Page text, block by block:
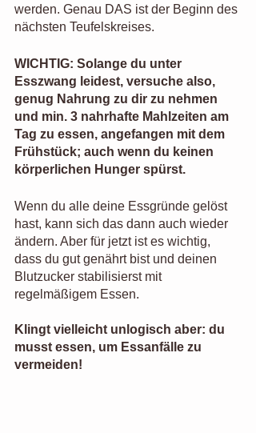
werden. Genau DAS ist der Beginn des
nächsten Teufelskreises.
WICHTIG: Solange du unter
Esszwang leidest, versuche also,
genug Nahrung zu dir zu nehmen
und min. 3 nahrhafte Mahlzeiten am
Tag zu essen, angefangen mit dem
Frühstück; auch wenn du keinen
körperlichen Hunger spürst.
Wenn du alle deine Essgründe gelöst
hast, kann sich das dann auch wieder
ändern. Aber für jetzt ist es wichtig,
dass du gut genährt bist und deinen
Blutzucker stabilisierst mit
regelmäßigem Essen.
Klingt vielleicht unlogisch aber: du
musst essen, um Essanfälle zu
vermeiden!